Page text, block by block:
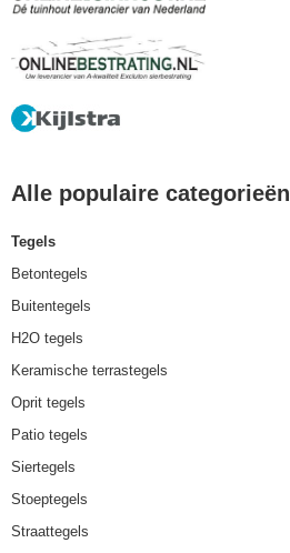
Alle populaire categorieën
Tegels
Betontegels
Buitentegels
H2O tegels
Keramische terrastegels
Oprit tegels
Patio tegels
Siertegels
Stoeptegels
Straattegels